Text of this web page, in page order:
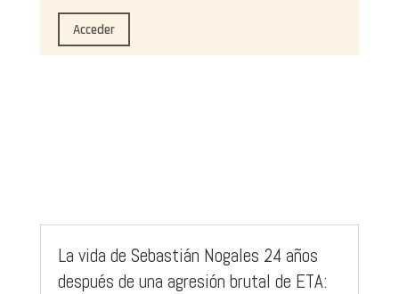
Acceder
La vida de Sebastián Nogales 24 años
después de una agresión brutal de ETA: